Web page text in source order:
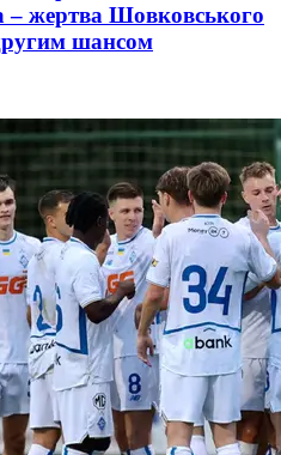
– жертва Шовковського
шансом